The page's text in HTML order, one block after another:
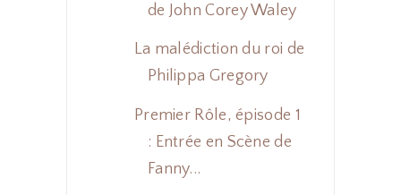
de John Corey Waley
La malédiction du roi de
Philippa Gregory
Premier Rôle, épisode 1
: Entrée en Scène de
Fanny...